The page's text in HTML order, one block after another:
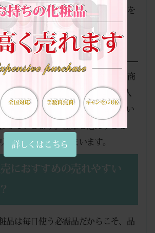
販売店や公式オンラインショップを
価な商品には要注意です。
化
ンドの移り変わりが激しく、人気商
なくなることがあります。SNSで人
テムも、時間の経過とともに新しい
っていきます。在庫を抱えすぎる
スクが高まってしまいます。
におすすめの売れやすい
品は毎日使う必需品だからこそ、品
詳しくはこちら